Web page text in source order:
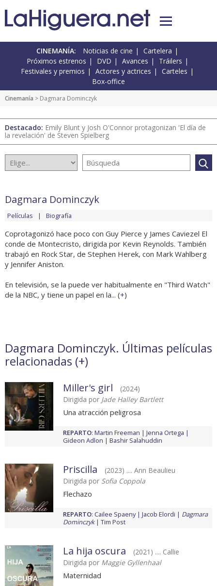
CINEMANÍA: Noticias de cine
Cartelera
Próximos estrenos
DVD Avances
Tráilers
Festivales y premios
Actores y actrices
Carteles
Box-office
Cinemanía > Dagmara Dominczyk
Destacado: Emily Blunt y Josh O'Connor protagonizan 'El día de
la revelación' de Steven Spielberg
Dagmara Dominczyk
Películas Biografía
Coprotagonizó hace poco con Guy Pierce y James Caviezel El
conde de Montecristo, dirigida por Kevin Reynolds. También
trabajó en Rock Star, de Stephen Herek, con Mark Wahlberg
y Jennifer Aniston.
En televisión, se la puede ver habitualmente en "Third Watch"
de la NBC, y tiene un papel en la... (+)
Dagmara Dominczyk. Últimas películas
relacionadas (+)
Miller's girl
(2024)
Dirigida por Jade Halley Bartlett
Una atracción peligrosa
REPARTO: Martin Freeman
Jenna Ortega
Gideon Adlon
Bashir Salahuddin
Priscilla
(2023) .... Ann Beaulieu
Dirigida por Sofia Coppola
Flechazo
REPARTO: Cailee Spaeny Jacob Elordi
Dagmara
Dominczyk
Tim Post
La hija oscura
(2021) .... Callie
Dirigida por Maggie Gyllenhaal
Maternidad